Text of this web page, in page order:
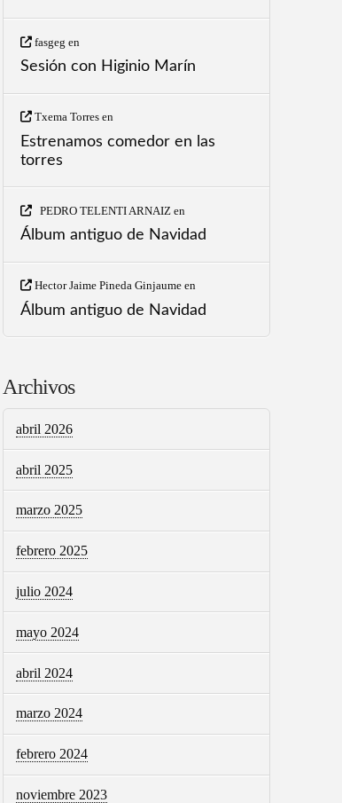
fasgeg en
Sesión con Higinio Marín
Txema Torres en
Estrenamos comedor en las
torres
PEDRO TELENTI ARNAIZen
Álbum antiguo de Navidad
Hector Jaime Pineda Ginjaume en
Álbum antiguo de Navidad
Archivos
abril 2026
abril 2025
marzo 2025
febrero 2025
julio 2024
mayo 2024
abril 2024
marzo 2024
febrero 2024
noviembre 2023